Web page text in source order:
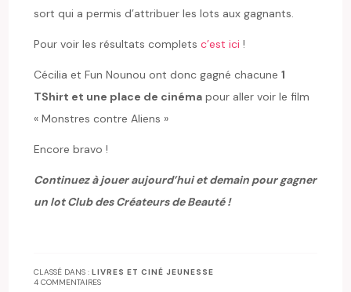
sort qui a permis d’attribuer les lots aux gagnants.
Pour voir les résultats completsc’est ici!
Cécilia et Fun Nounou ont donc gagné chacune1
TShirt et une place de cinéma pour aller voir le film
« Monstres contre Aliens »
Encore bravo !
Continuez à jouer aujourd’hui et demain pour gagner
un lot Club des Créateurs de Beauté !
CLASSÉ DANS :LIVRES ET CINÉ JEUNESSE
4 COMMENTAIRES